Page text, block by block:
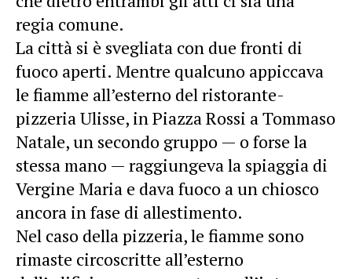
regia comune.
La città si è svegliata con due fronti di
fuoco aperti. Mentre qualcuno appiccava
le fiamme all’esterno del ristorante-
pizzeria Ulisse, in Piazza Rossi a Tommaso
Natale, un secondo gruppo — o forse la
stessa mano — raggiungeva la spiaggia di
Vergine Maria e dava fuoco a un chiosco
ancora in fase di allestimento.
Nel caso della pizzeria, le fiamme sono
rimaste circoscritte all’esterno